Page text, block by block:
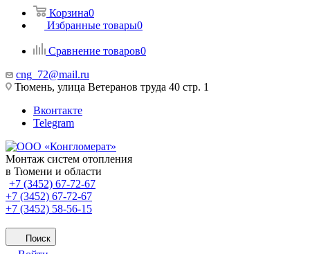
Корзина0
Избранные товары0
Сравнение товаров0
cng_72@mail.ru
Тюмень, улица Ветеранов труда 40 стр. 1
Вконтакте
Telegram
Монтаж систем отопления
в Тюмени и области
+7 (3452) 67-72-67
+7 (3452) 67-72-67
+7 (3452) 58-56-15
Поиск